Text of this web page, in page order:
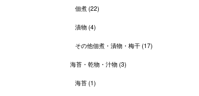
佃煮 (22)
漬物 (4)
その他佃煮・漬物・梅干 (17)
海苔・乾物・汁物 (3)
海苔 (1)